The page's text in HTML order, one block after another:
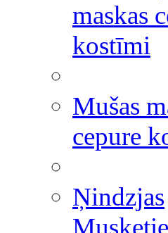
maskas
kostīmi
Mušas
cepure
Ņindzjas